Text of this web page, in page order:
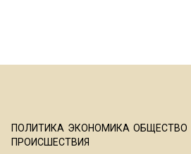
ПОЛИТИКА ЭКОНОМИКА ОБЩЕСТВО
ПРОИСШЕСТВИЯ